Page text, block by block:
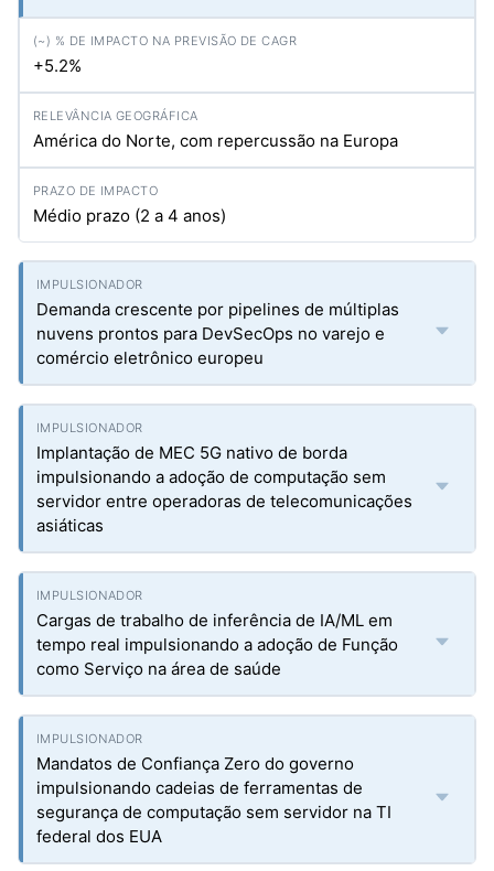
+5.2%
América do Norte, com repercussão na Europa
Médio prazo (2 a 4 anos)
Demanda crescente por pipelines de múltiplas
nuvens prontos para DevSecOps no varejo e
comércio eletrônico europeu
Implantação de MEC 5G nativo de borda
impulsionando a adoção de computação sem
servidor entre operadoras de telecomunicações
asiáticas
Cargas de trabalho de inferência de IA/ML em
tempo real impulsionando a adoção de Função
como Serviço na área de saúde
Mandatos de Confiança Zero do governo
impulsionando cadeias de ferramentas de
segurança de computação sem servidor na TI
federal dos EUA